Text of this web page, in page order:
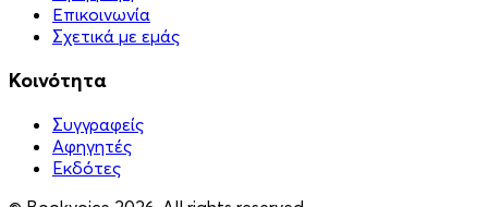
Επικοινωνία
Σχετικά με εμάς
Κοινότητα
Συγγραφείς
Αφηγητές
Eκδότες